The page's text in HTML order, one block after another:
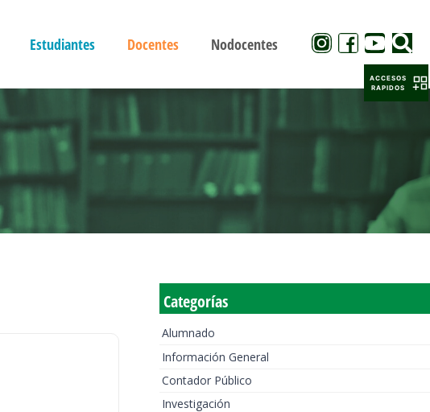
Estudiantes Docentes Nodocentes
Categorías
Alumnado
Información General
Contador Público
Investigación
ACCESOS
RAPIDOS